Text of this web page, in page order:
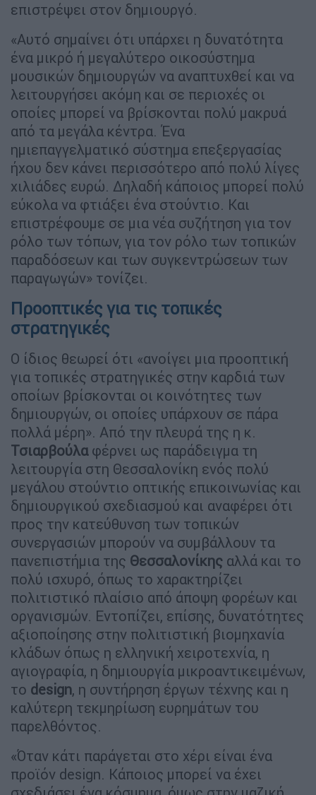
επιστρέψει στον δημιουργό.
«Αυτό σημαίνει ότι υπάρχει η δυνατότητα
ένα μικρό ή μεγαλύτερο οικοσύστημα
μουσικών δημιουργών να αναπτυχθεί και να
λειτουργήσει ακόμη και σε περιοχές οι
οποίες μπορεί να βρίσκονται πολύ μακρυά
από τα μεγάλα κέντρα. Ένα
ημιεπαγγελματικό σύστημα επεξεργασίας
ήχου δεν κάνει περισσότερο από πολύ λίγες
χιλιάδες ευρώ. Δηλαδή κάποιος μπορεί πολύ
εύκολα να φτιάξει ένα στούντιο. Και
επιστρέφουμε σε μια νέα συζήτηση για τον
ρόλο των τόπων, για τον ρόλο των τοπικών
παραδόσεων και των συγκεντρώσεων των
παραγωγών» τονίζει.
Προοπτικές για τις τοπικές
στρατηγικές
Ο ίδιος θεωρεί ότι «ανοίγει μια προοπτική
για τοπικές στρατηγικές στην καρδιά των
οποίων βρίσκονται οι κοινότητες των
δημιουργών, οι οποίες υπάρχουν σε πάρα
πολλά μέρη». Από την πλευρά της η κ.
Τσιαρβούλαφέρνει ως παράδειγμα τη
λειτουργία στη Θεσσαλονίκη ενός πολύ
μεγάλου στούντιο οπτικής επικοινωνίας και
δημιουργικού σχεδιασμού και αναφέρει ότι
προς την κατεύθυνση των τοπικών
συνεργασιών μπορούν να συμβάλλουν τα
πανεπιστήμια της Θεσσαλονίκης αλλά και το
πολύ ισχυρό, όπως το χαρακτηρίζει
πολιτιστικό πλαίσιο από άποψη φορέων και
οργανισμών. Εντοπίζει, επίσης, δυνατότητες
αξιοποίησης στην πολιτιστική βιομηχανία
κλάδων όπως η ελληνική χειροτεχνία, η
αγιογραφία, η δημιουργία μικροαντικειμένων,
το design, η συντήρηση έργων τέχνης και η
καλύτερη τεκμηρίωση ευρημάτων του
παρελθόντος.
«Όταν κάτι παράγεται στο χέρι είναι ένα
προϊόν design. Κάποιος μπορεί να έχει